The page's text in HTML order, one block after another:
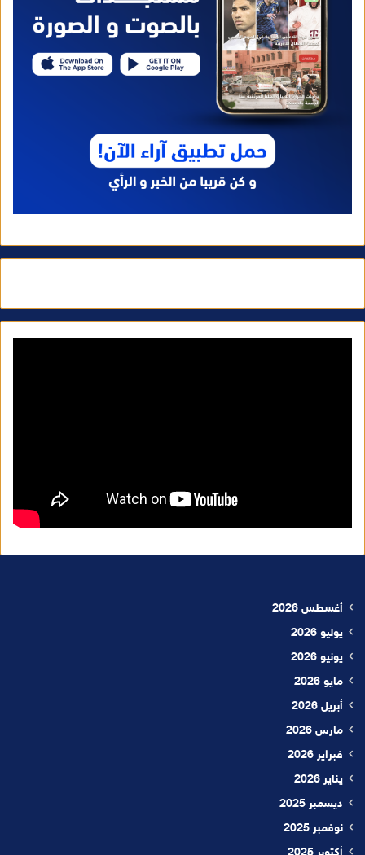
أغسطس 2026
يوليو 2026
يونيو 2026
مايو 2026
أبريل 2026
مارس 2026
فبراير 2026
يناير 2026
ديسمبر 2025
نوفمبر 2025